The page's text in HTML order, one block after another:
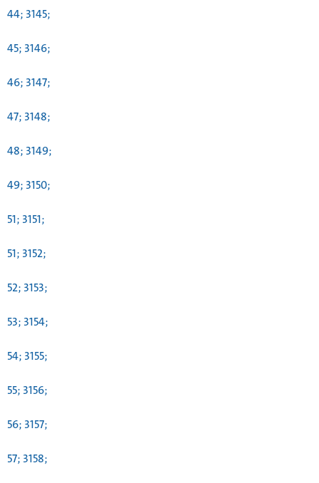
44; 3145;
45; 3146;
46; 3147;
47; 3148;
48; 3149;
49; 3150;
51; 3151;
51; 3152;
52; 3153;
53; 3154;
54; 3155;
55; 3156;
56; 3157;
57; 3158;